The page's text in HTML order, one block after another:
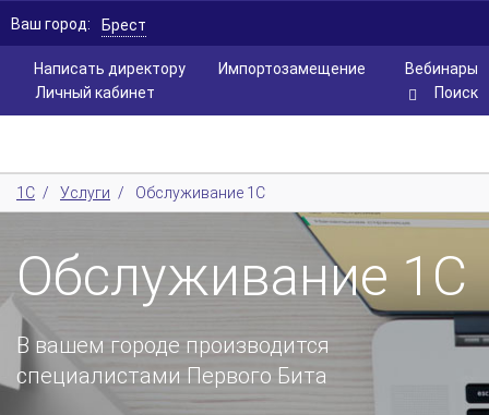
Написать директору Вебинары
Импортозамещение
Личный кабинет
Ваш город: Брест
Поиск
1С / Услуги / Обслуживание 1С
Обслуживание 1С
В вашем городе производится
специалистами Первого Бита